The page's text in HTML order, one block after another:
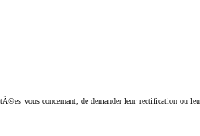
vous concernant, de demander leur rectification ou